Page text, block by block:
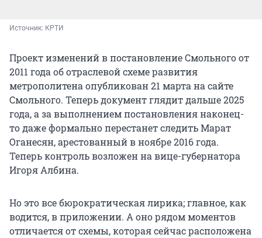
Источник: КРТИ
Проект изменений в постановление Смольного от
2011 года об отраслевой схеме развития
метрополитена опубликован 21 марта на сайте
Смольного. Теперь документ глядит дальше 2025
года, а за выполнением постановления наконец-
то даже формально перестанет следить Марат
Оганесян, арестованный в ноябре 2016 года.
Теперь контроль возложен на вице-губернатора
Игоря Албина.
Но это все бюрократическая лирика; главное, как
водится, в приложении. А оно рядом моментов
отличается от схемы, которая сейчас расположена